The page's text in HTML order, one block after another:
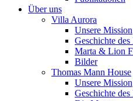
Über uns
Villa Aurora
Unsere Mission
Geschichte des
Marta & Lion
Bilder
Thomas Mann House
Unsere Mission
Geschichte des